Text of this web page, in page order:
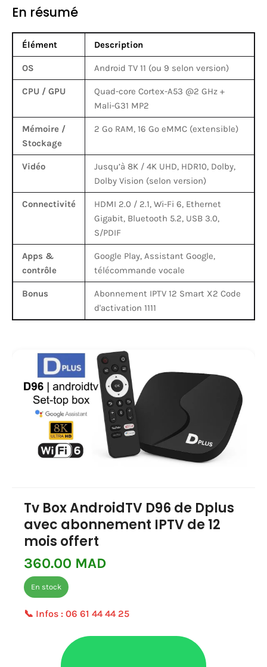
En résumé
Élément Description
OS Android TV 11 (ou 9 selon version)
CPU / GPU
Quad-core Cortex-A53 @2 GHz +
Mali-G31 MP2
Mémoire /
Stockage
2 Go RAM, 16 Go eMMC (extensible)
Vidéo
Jusqu’à 8K / 4K UHD, HDR10, Dolby,
Dolby Vision (selon version)
Connectivité
HDMI 2.0 / 2.1, Wi-Fi 6, Ethernet
Gigabit, Bluetooth 5.2, USB 3.0,
S/PDIF
Apps &
contrôle
Google Play, Assistant Google,
télécommande vocale
Bonus
Abonnement IPTV 12 Smart X2 Code
d'activation 1111
Tv Box AndroidTV D96 de Dplus
avec abonnement IPTV de 12
mois offert
360.00 MAD
En stock
📞 Infos : 06 61 44 44 25